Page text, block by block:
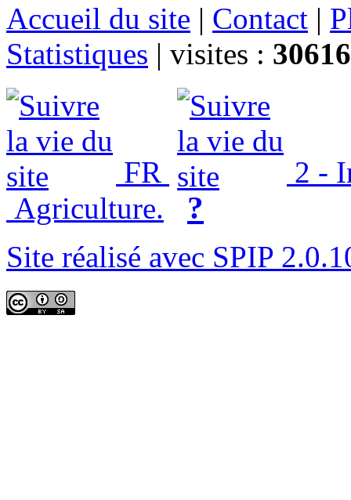
Accueil du site | Contact |
Statistiques | visites :
FR
2 -
Agriculture.
?
Site réalisé avec SPIP